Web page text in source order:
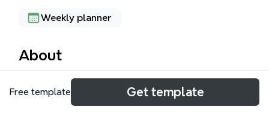
Weekly planner
About
Die Silvester-Mindmap von Xmind ist ein detaillierter
Planungsleitfaden für eine Silvesterfeier mit 64
Free template Get template